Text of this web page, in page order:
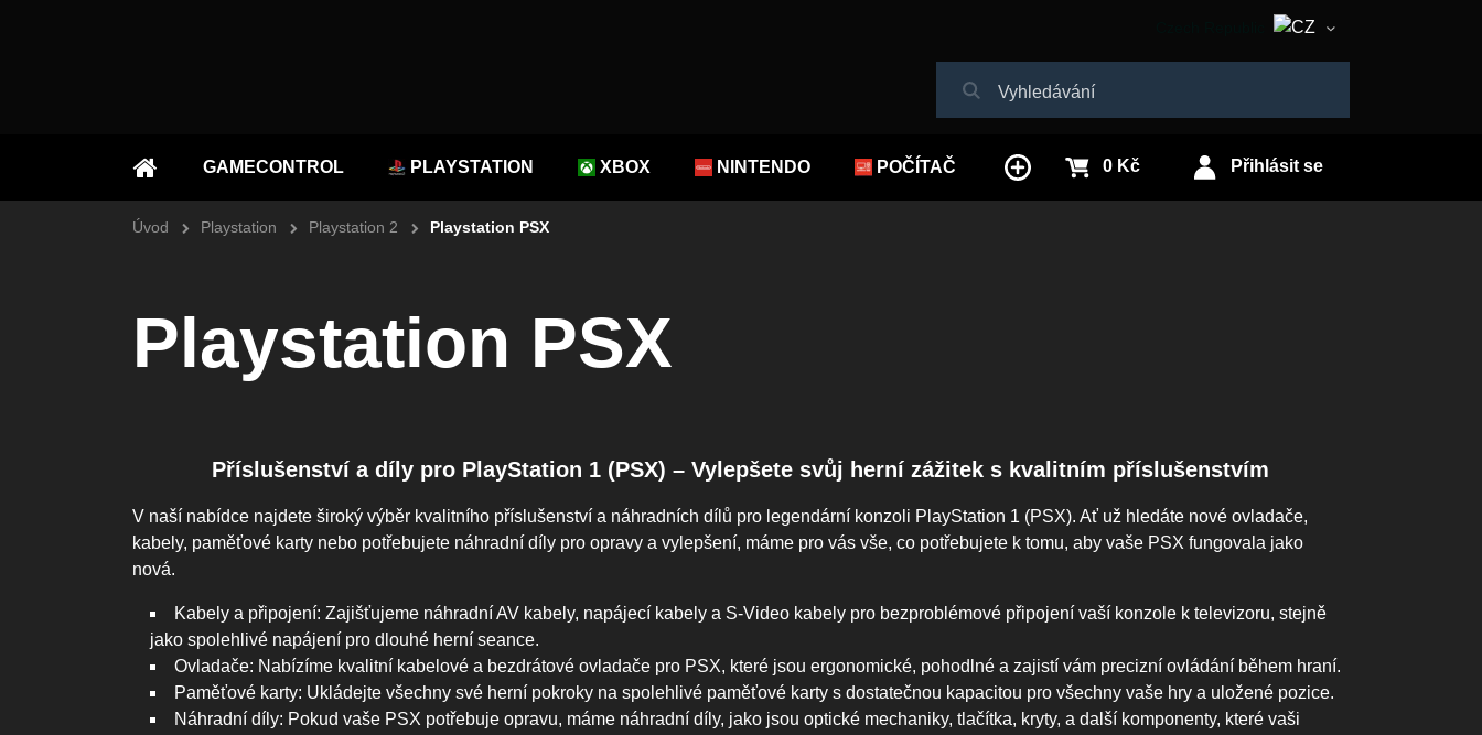
Slovakia
ÚVOD
GAMECONTROL PLAYSTATION XBOX NINTENDO POČÍTAČ Přihlásit se
0 Kč
Úvod Playstation Playstation 2 Playstation PSX
Playstation PSX
Příslušenství a díly pro PlayStation 1 (PSX) – Vylepšete svůj herní zážitek s kvalitním příslušenstvím
V naší nabídce najdete široký výběr kvalitního příslušenství a náhradních dílů pro legendární konzoli PlayStation 1 (PSX). Ať už hledáte nové ovladače,
kabely, paměťové karty nebo potřebujete náhradní díly pro opravy a vylepšení, máme pro vás vše, co potřebujete k tomu, aby vaše PSX fungovala jako
nová.
Kabely a připojení: Zajišťujeme náhradní AV kabely, napájecí kabely a S-Video kabely pro bezproblémové připojení vaší konzole k televizoru, stejně
jako spolehlivé napájení pro dlouhé herní seance.
Ovladače: Nabízíme kvalitní kabelové a bezdrátové ovladače pro PSX, které jsou ergonomické, pohodlné a zajistí vám precizní ovládání během hraní.
Paměťové karty: Ukládejte všechny své herní pokroky na spolehlivé paměťové karty s dostatečnou kapacitou pro všechny vaše hry a uložené pozice.
Náhradní díly: Pokud vaše PSX potřebuje opravu, máme náhradní díly, jako jsou optické mechaniky, tlačítka, kryty, a další komponenty, které vaši